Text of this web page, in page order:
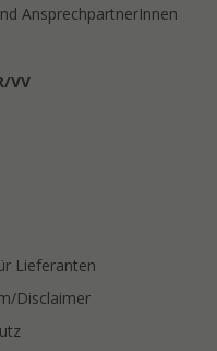
AnsprechpartnerInnen
VV
Lieferanten
Disclaimer